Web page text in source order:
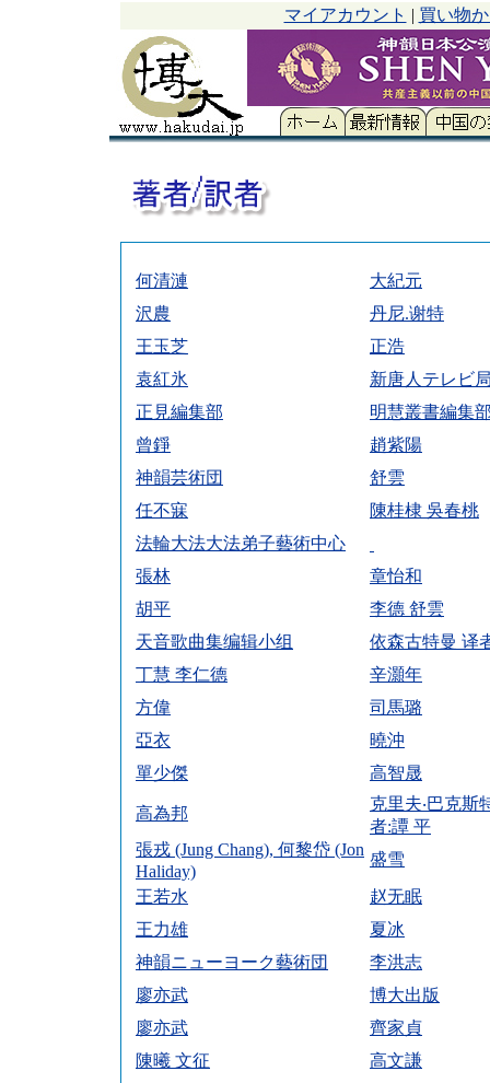
マイアカウント | 買い物
何清漣
大紀元
沢農
丹尼.谢特
王玉芝
正浩
袁紅氷
新唐人テレビ
正見編集部
明慧叢書編集
曾錚
趙紫陽
神韻芸術団
舒雲
任不寐
陳桂棣 吳春桃
法輪大法大法弟子藝術中心
張林
章怡和
胡平
李德 舒雲
天音歌曲集编辑小组
依森古特曼 译
丁慧 李仁德
辛灝年
方偉
司馬璐
亞衣
曉沖
單少傑
高智晟
高為邦
克里夫‧巴克斯
者:譚 平
張戎 (Jung Chang), 何黎岱 (Jon
Haliday)
盛雪
王若水
赵无眠
王力雄
夏冰
神韻ニューヨーク藝術団
李洪志
廖亦武
博大出版
廖亦武
齊家貞
陳曦 文征
高文謙